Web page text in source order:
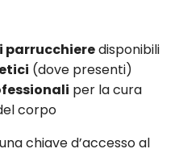
parrucchieredisponibili
(dove presenti)
per la cura
corpo
chiave d’accesso al